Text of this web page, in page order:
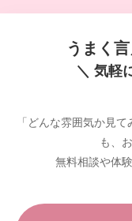
うまく
＼ 気軽
「どんな雰囲気か見
も、
無料相談や体